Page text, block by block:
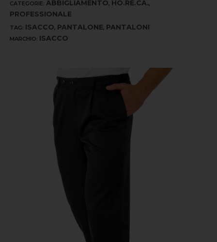
CATEGORIE: ABBIGLIAMENTO, HO.RE.CA.,
PROFESSIONALE
TAG: ISACCO, PANTALONE, PANTALONI
MARCHIO: ISACCO